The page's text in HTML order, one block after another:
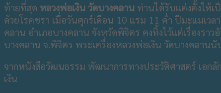
ท้ายที่สุด หลวงพ่อเงิน วัดบางคลาน ท่านได้รับแต่งตั้งให้
ด้วยโรคชรา เมื่อวันศุกร์เดือน 10 แรม 11 ค่ำ ปีมะแมเ
คลาน อำเภอบางคลาน จังหวัดพิจิตร คงทิ้งไว้แต่เรื่องร
บางคลาน จ.พิจิตร พระเครื่องหลวงพ่อเงิน วัดบางคลาน
จากหนังสือวัฒนธรรม พัฒนาการทางประวัติศาสตร์ เอก
เงิน